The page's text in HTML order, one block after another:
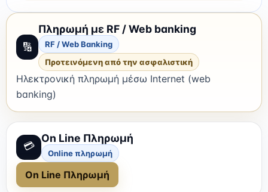
🔢
Πληρωμή με RF / Web banking
RF / Web Banking
Προτεινόμενη από την ασφαλιστική
Ηλεκτρονική πληρωμή μέσω Internet (web
banking)
💳
On Line Πληρωμή
Online πληρωμή
On Line Πληρωμή